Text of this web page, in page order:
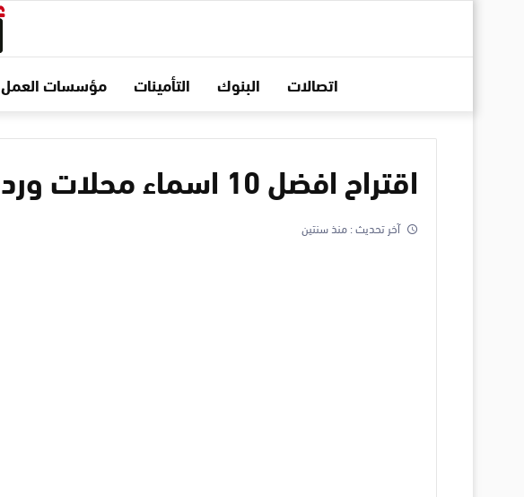
اتصالات البنوك التأمينات مؤسسات العمل
اقتراح افضل 10 اسماء محلات ورد في الكويت
آخر تحديث :منذ سنتين